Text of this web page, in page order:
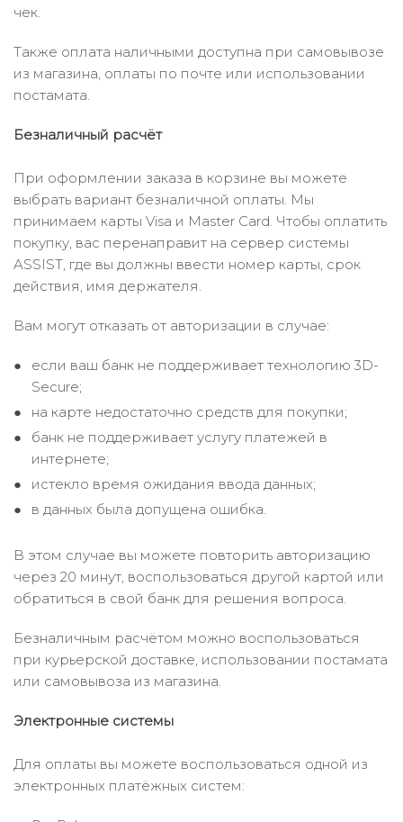
чек.
Также оплата наличными доступна при самовывозе
из магазина, оплаты по почте или использовании
постамата.
Безналичный расчёт
При оформлении заказа в корзине вы можете
выбрать вариант безналичной оплаты. Мы
принимаем карты Visa и Master Card. Чтобы оплатить
покупку, вас перенаправит на сервер системы
ASSIST, где вы должны ввести номер карты, срок
действия, имя держателя.
Вам могут отказать от авторизации в случае:
если ваш банк не поддерживает технологию 3D-
Secure;
на карте недостаточно средств для покупки;
банк не поддерживает услугу платежей в
интернете;
истекло время ожидания ввода данных;
в данных была допущена ошибка.
В этом случае вы можете повторить авторизацию
через 20 минут, воспользоваться другой картой или
обратиться в свой банк для решения вопроса.
Безналичным расчётом можно воспользоваться
при курьерской доставке, использовании постамата
или самовывоза из магазина.
Электронные системы
Для оплаты вы можете воспользоваться одной из
электронных платёжных систем: